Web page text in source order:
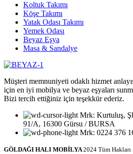
Koltuk Takımı
Köşe Takımı
Yatak Odası Takımı
Yemek Odası
Beyaz Eşya
Masa & Sandalye
Müşteri memnuniyeti odaklı hizmet
için en iyi mobilya ve beyaz eşyaları
Bizi tercih ettiğiniz için teşekkür ederiz.
Mrk: Kurtuluş,
91/A, 16300 Gürsu / BURSA
Mrk: 0224 376
GÖLDAĞI HALI MOBİLYA2024 Tüm Hakları